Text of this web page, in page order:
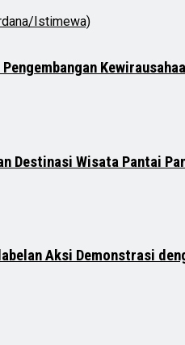
Destinasi Wisata Pantai
Aksi Demonstrasi